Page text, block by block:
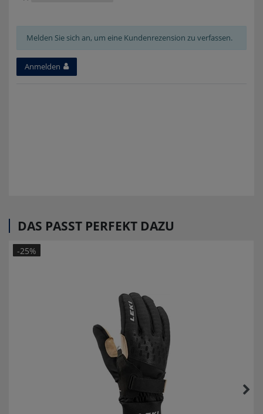
Melden Sie sich an, um eine Kundenrezension zu verfassen.
Anmelden
DAS PASST PERFEKT DAZU
-25%